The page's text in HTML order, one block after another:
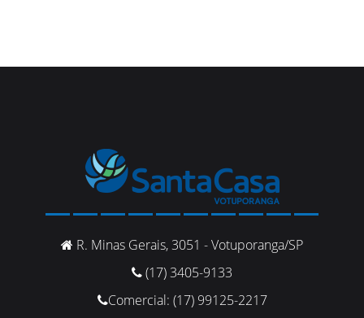
R. Minas Gerais, 3051 - Votuporanga/SP
(17) 3405-9133
Comercial: (17) 99125-2217